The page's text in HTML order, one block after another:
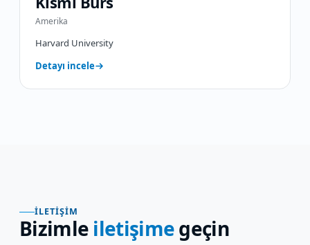
Amerika
Harvard University
Detayı incele
İLETIŞIM
Bizimle iletişimegeçin